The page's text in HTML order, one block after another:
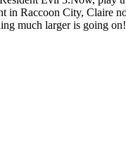
Raccoon City, Claire
much larger is going on!